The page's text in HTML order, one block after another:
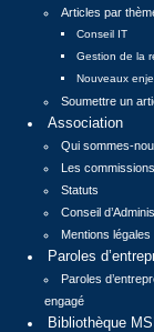
Articles par
Conseil IT
Gestion de la
Nouveaux
Soumettre un
Association
Qui sommes-
Les commissions
Statuts
Conseil
Mentions légales
Paroles
Paroles
engagé
Bibliothèque